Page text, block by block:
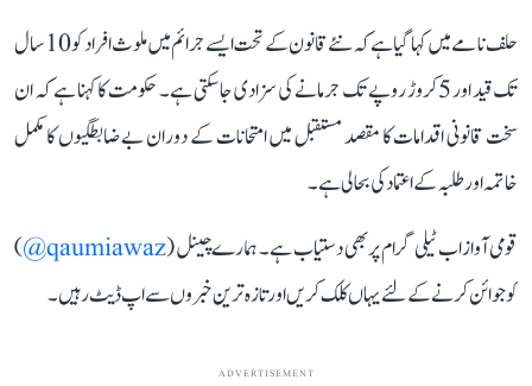
حلف نامے میں کہا گیا ہے کہ نئے قانون کے تحت ایسے جرائم میں ملوث افراد کو 10 سال
تک قید اور 5 کروڑ روپے تک جرمانے کی سزا دی جا سکتی ہے۔ حکومت کا کہنا ہے کہ ان
سخت قانونی اقدامات کا مقصد مستقبل میں امتحانات کے دوران بے ضابطگیوں کا مکمل
خاتمہ اور طلبہ کے اعتماد کی بحالی ہے۔
قومی آواز اب ٹیلی گرام پر بھی دستیاب ہے۔ ہمارے چینل (qaumiawaz@
)
کو جوائن کرنے کے لئے یہاں کلک کریں اور تازہ ترین خبروں سے اپ ڈیٹ رہیں۔
ADVERTISEMENT